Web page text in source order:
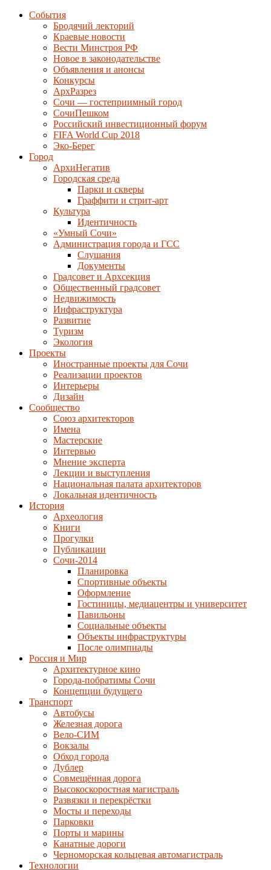
События
Бродячий лекторий
Краевые новости
Вести Минстроя РФ
Новое в законодательстве
Объявления и анонсы
Конкурсы
АрхРазрез
Сочи — гостеприимный город
СочиПешком
Российский инвестиционный форум
FIFA World Cup 2018
Эко-Берег
Город
АрхиНегатив
Городская среда
Парки и скверы
Граффити и стрит-арт
Культура
Идентичность
«Умный Сочи»
Администрация города и ГСС
Слушания
Документы
Градсовет и Архсекция
Общественный градсовет
Недвижимость
Инфраструктура
Развитие
Туризм
Экология
Проекты
Иностранные проекты для Сочи
Реализации проектов
Интерьеры
Дизайн
Сообщество
Союз архитекторов
Имена
Мастерские
Интервью
Мнение эксперта
Лекции и выступления
Национальная палата архитекторов
Локальная идентичность
История
Археология
Книги
Прогулки
Публикации
Сочи-2014
Планировка
Спортивные объекты
Оформление
Гостиницы, медиацентры и университет
Павильоны
Социальные объекты
Объекты инфраструктуры
После олимпиады
Россия и Мир
Архитектурное кино
Города-побратимы Сочи
Концепции будущего
Транспорт
Автобусы
Железная дорога
Вело-СИМ
Вокзалы
Обход города
Дублер
Совмещённая дорога
Высокоскоростная магистраль
Развязки и перекрёстки
Мосты и переходы
Парковки
Порты и марины
Канатные дороги
Черноморская кольцевая автомагистраль
Технологии